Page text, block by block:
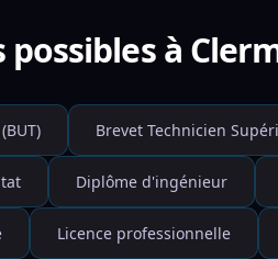
à
Brevet Technicien
Diplôme d'ingénieur
Licence professionnelle